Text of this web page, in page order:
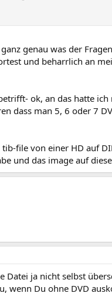
genau was der
und beharrlich an
ok, an das hatte
dass man 5, 6 oder 7
file von einer HD auf
und das image auf
Datei ja nicht selbst
wenn Du ohne DVD